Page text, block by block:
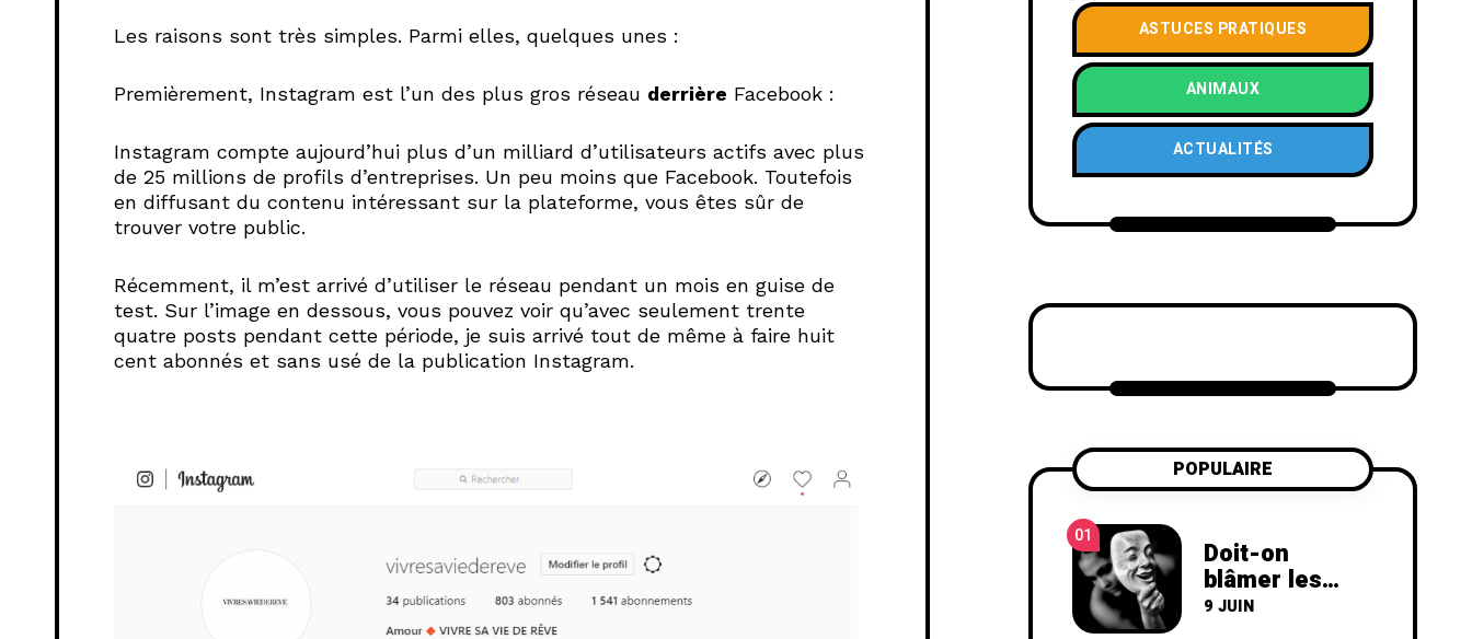
Les raisons sont très simples. Parmi elles, quelques unes :
Premièrement, Instagram est l’un des plus gros réseau derrière Facebook :
Instagram compte aujourd’hui plus d’un milliard d’utilisateurs actifs avec plus
de 25 millions de profils d’entreprises. Un peu moins que Facebook. Toutefois
en diffusant du contenu intéressant sur la plateforme, vous êtes sûr de
trouver votre public.
Récemment, il m’est arrivé d’utiliser le réseau pendant un mois en guise de
test. Sur l’image en dessous, vous pouvez voir qu’avec seulement trente
quatre posts pendant cette période, je suis arrivé tout de même à faire huit
cent abonnés et sans usé de la publication Instagram.
ASTUCES PRATIQUES
ANIMAUX
ACTUALITÉS
POPULAIRE
01
Doit-on
blâmer les
hypocrites ?
9 JUIN